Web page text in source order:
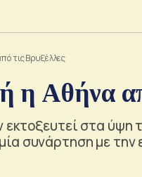
τις Βρυξέλλες
η Αθήνα
στα ύψη
συνάρτηση με